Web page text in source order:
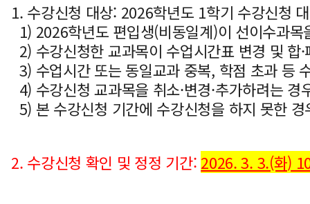
1. 수강신청 대상: 2026학년도 1학기 수강신청
1) 2026학년도 편입생(비동일계)이 선이수과목
2) 수강신청한 교과목이 수업시간표 변경 및 합
3) 수업시간 또는 동일교과 중복, 학점 초과 등
4) 수강신청 교과목을 취소·변경·추가하려는 경
5) 본 수강신청 기간에 수강신청을 하지 못한
2. 수강신청 확인 및 정정 기간: 2026. 3. 3.(화)